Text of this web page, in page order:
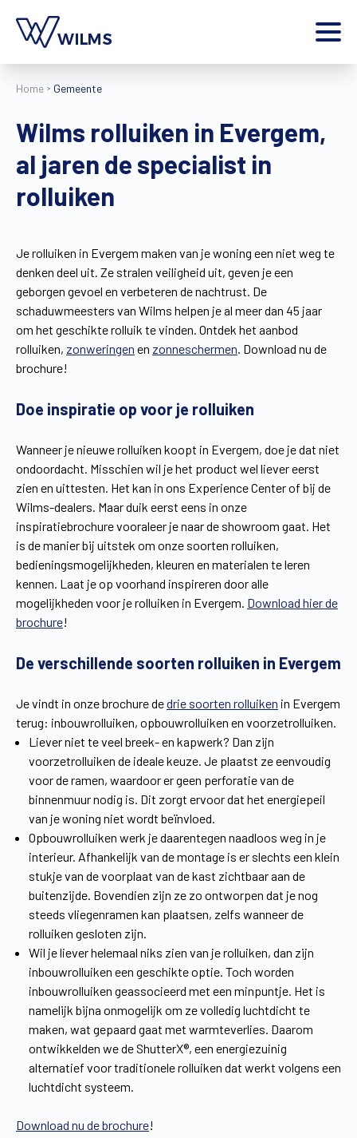
Gratis brochure
Home
Producten
Inspiratie
Extra
Jobs
Wilms World
NL
Home Gemeente
Wilms rolluiken in Evergem,
al jaren de specialist in
rolluiken
Je rolluiken in Evergem maken van je woning een niet weg te
denken deel uit. Ze stralen veiligheid uit, geven je een
geborgen gevoel en verbeteren de nachtrust. De
schaduwmeesters van Wilms helpen je al meer dan 45 jaar
om het geschikte rolluik te vinden. Ontdek het aanbod
rolluiken, zonweringen en zonneschermen. Download nu de
brochure!
Doe inspiratie op voor je rolluiken
Wanneer je nieuwe rolluiken koopt in Evergem, doe je dat niet
ondoordacht. Misschien wil je het product wel liever eerst
zien en uittesten. Het kan in ons Experience Center of bij de
Wilms-dealers. Maar duik eerst eens in onze
inspiratiebrochure vooraleer je naar de showroom gaat. Het
is de manier bij uitstek om onze soorten rolluiken,
bedieningsmogelijkheden, kleuren en materialen te leren
kennen. Laat je op voorhand inspireren door alle
mogelijkheden voor je rolluiken in Evergem. Download hier de
brochure!
De verschillende soorten rolluiken in Evergem
Je vindt in onze brochure dedrie soorten rolluiken in Evergem
terug: inbouwrolluiken, opbouwrolluiken en voorzetrolluiken.
Liever niet te veel breek- en kapwerk? Dan zijn
voorzetrolluiken de ideale keuze. Je plaatst ze eenvoudig
voor de ramen, waardoor er geen perforatie van de
binnenmuur nodig is. Dit zorgt ervoor dat het energiepeil
van je woning niet wordt beïnvloed.
Opbouwrolluiken werk je daarentegen naadloos weg in je
interieur. Afhankelijk van de montage is er slechts een klein
stukje van de voorplaat van de kast zichtbaar aan de
buitenzijde. Bovendien zijn ze zo ontworpen dat je nog
steeds vliegenramen kan plaatsen, zelfs wanneer de
rolluiken gesloten zijn.
Wil je liever helemaal niks zien van je rolluiken, dan zijn
inbouwrolluiken een geschikte optie. Toch worden
inbouwrolluiken geassocieerd met een minpuntje. Het is
namelijk bijna onmogelijk om ze volledig luchtdicht te
maken, wat gepaard gaat met warmteverlies. Daarom
ontwikkelden we de ShutterX®, een energiezuinig
alternatief voor traditionele rolluiken dat werkt volgens een
luchtdicht systeem.
Download nu de brochure!